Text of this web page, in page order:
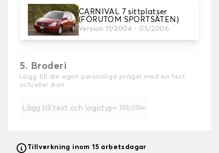
CARNIVAL 7 sittplatser
(FÖRUTOM SPORTSÄTEN)
Version 11/2004 - 05/2006
4. Färg
Välj färg på dina sätesöverdrag.
5. Broderi
Lägg till din egen personliga prägel med en text
och/eller ikon
Lägg till text och logotyp + 138,00kr
Tillverkning inom 15 arbetsdagar